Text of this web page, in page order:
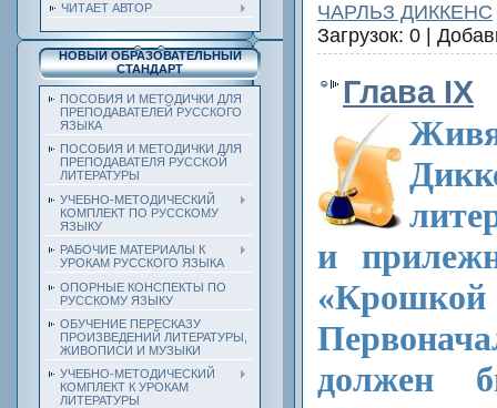
ЧИТАЕТ АВТОР
НОВЫЙ ОБРАЗОВАТЕЛЬНЫЙ
СТАНДАРТ
ПОСОБИЯ И МЕТОДИЧКИ ДЛЯ
ПРЕПОДАВАТЕЛЕЙ РУССКОГО
ЯЗЫКА
ПОСОБИЯ И МЕТОДИЧКИ ДЛЯ
ПРЕПОДАВАТЕЛЯ РУССКОЙ
ЛИТЕРАТУРЫ
УЧЕБНО-МЕТОДИЧЕСКИЙ
КОМПЛЕКТ ПО РУССКОМУ
ЯЗЫКУ
РАБОЧИЕ МАТЕРИАЛЫ К
УРОКАМ РУССКОГО ЯЗЫКА
ОПОРНЫЕ КОНСПЕКТЫ ПО
РУССКОМУ ЯЗЫКУ
ОБУЧЕНИЕ ПЕРЕСКАЗУ
ПРОИЗВЕДЕНИЙ ЛИТЕРАТУРЫ,
ЖИВОПИСИ И МУЗЫКИ
УЧЕБНО-МЕТОДИЧЕСКИЙ
КОМПЛЕКТ К УРОКАМ
ЛИТЕРАТУРЫ
ЧАРЛЬЗ ДИККЕНС
Загрузок: 0 |
Глава IX
и
должен